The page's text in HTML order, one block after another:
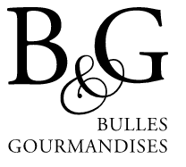
Panneau de gestion des